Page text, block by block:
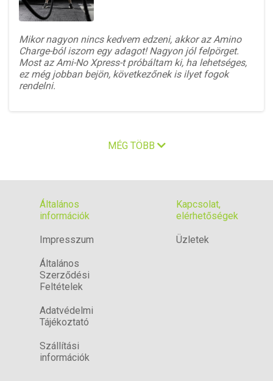
Mikor nagyon nincs kedvem edzeni, akkor az Amino
Charge-ból iszom egy adagot! Nagyon jól felpörget.
Most az Ami-No Xpress-t próbáltam ki, ha lehetséges,
ez még jobban bejön, következőnek is ilyet fogok
rendelni.
MÉG TÖBB
Általános
információk
Impresszum
Általános
Szerződési
Feltételek
Adatvédelmi
Tájékoztató
Szállítási
információk
Kapcsolat,
elérhetőségek
Üzletek